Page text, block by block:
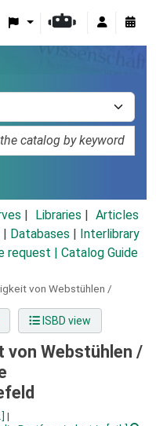
Libraries
Articles
Databases
Interlibrary
request | Catalog Guide
von Webstühlen /
ISBD view
von Webstühlen /